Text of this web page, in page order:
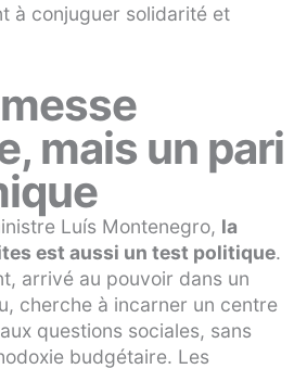
à conjuguer solidarité et
mais un pari
Luís Montenegro, la
est aussi un test politique.
arrivé au pouvoir dans un
cherche à incarner un centre
questions sociales, sans
budgétaire. Les